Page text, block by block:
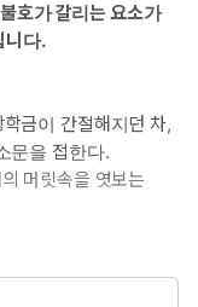
혐관 로맨스가 보고
호가 갈리는 요소가
니다.
금이 간절해지던 차,
문을 접한다.
머릿속을 엿보는